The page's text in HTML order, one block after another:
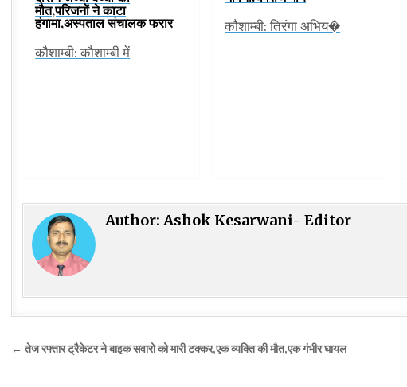
मौत,परिजनों ने काटा
हंगामा,अस्पताल संचालक फरार
कौशाम्बी: कौशाम्बी में
कौशाम्बी: तिरंगा अभिय�
Author:Ashok Kesarwani- Editor
Post
← तेज रफ्तार ट्रैकेटर ने बाइक सवारो को मारी टक्कर,एक व्यक्ति की मौत,एक गंभीर घायल